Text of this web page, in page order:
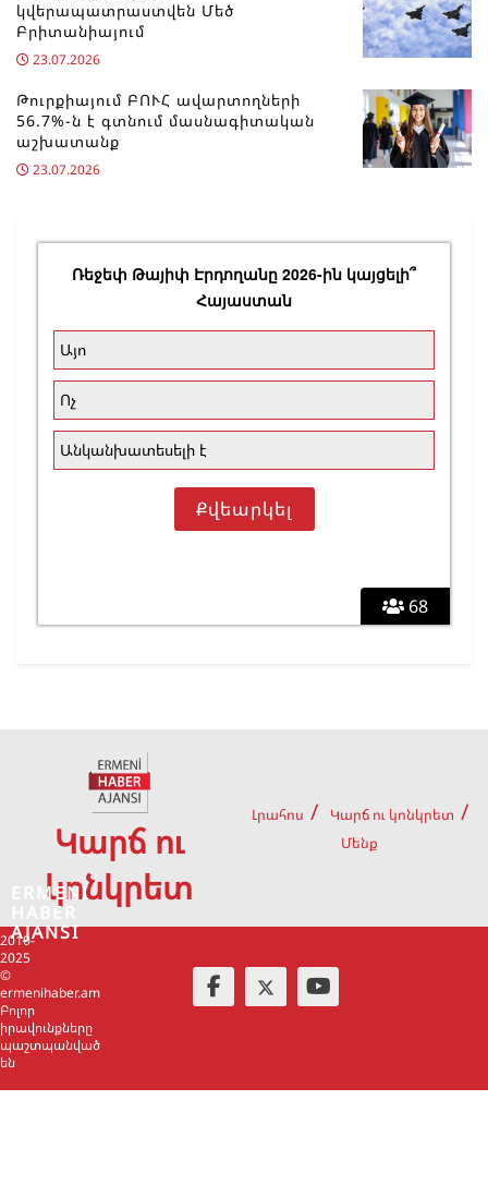
կվերապատրաստվեն Մեծ
Բրիտանիայում
23.07.2026
Թուրքիայում ԲՈՒՀ ավարտողների
56.7%-ն է գտնում մասնագիտական
աշխատանք
23.07.2026
68
Ռեջեփ Թայիփ Էրդողանը 2026-ին կայցելի՞
Հայաստան
Այո
Ոչ
Անկանխատեսելի է
Կարճ ու
կոնկրետ
Լրահոս
Կարճ ու կոնկրետ
Մենք
2010-
2025
©
ermenihaber.am
Բոլոր
իրավունքները
պաշտպանված
են
ERMENİ
HABER
AJANSI